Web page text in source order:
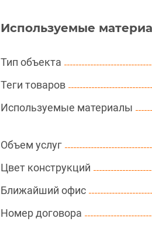
Используемые
Тип объекта
Теги товаров
Используемые материалы
Объем услуг
Цвет конструкций
Ближайший офис
Номер договора